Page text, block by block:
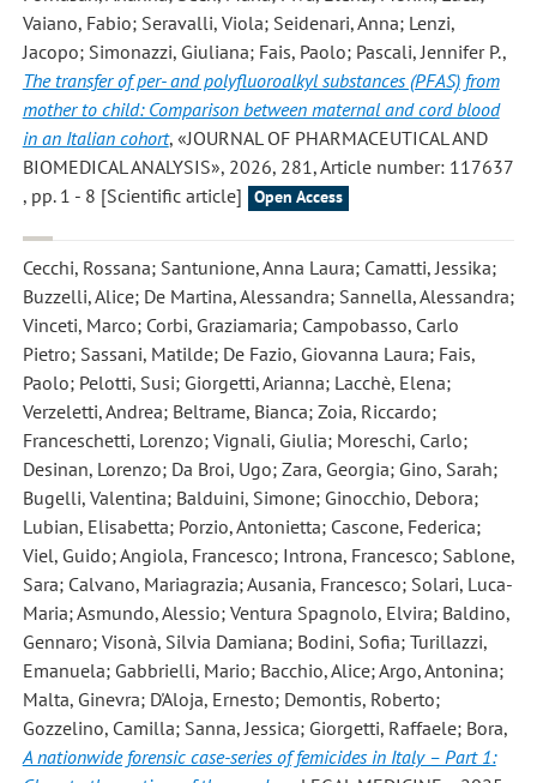
Vaiano, Fabio; Seravalli, Viola; Seidenari, Anna; Lenzi,
Jacopo; Simonazzi, Giuliana; Fais, Paolo; Pascali, Jennifer P.,
The transfer of per- and polyfluoroalkyl substances (PFAS) from
mother to child: Comparison between maternal and cord blood
in an Italian cohort, «JOURNAL OF PHARMACEUTICAL AND
BIOMEDICAL ANALYSIS», 2026, 281, Article number: 117637
, pp. 1 - 8 [Scientific article]
Open Access
Cecchi, Rossana; Santunione, Anna Laura; Camatti, Jessika;
Buzzelli, Alice; De Martina, Alessandra; Sannella, Alessandra;
Vinceti, Marco; Corbi, Graziamaria; Campobasso, Carlo
Pietro; Sassani, Matilde; De Fazio, Giovanna Laura; Fais,
Paolo; Pelotti, Susi; Giorgetti, Arianna; Lacchè, Elena;
Verzeletti, Andrea; Beltrame, Bianca; Zoia, Riccardo;
Franceschetti, Lorenzo; Vignali, Giulia; Moreschi, Carlo;
Desinan, Lorenzo; Da Broi, Ugo; Zara, Georgia; Gino, Sarah;
Bugelli, Valentina; Balduini, Simone; Ginocchio, Debora;
Lubian, Elisabetta; Porzio, Antonietta; Cascone, Federica;
Viel, Guido; Angiola, Francesco; Introna, Francesco; Sablone,
Sara; Calvano, Mariagrazia; Ausania, Francesco; Solari, Luca-
Maria; Asmundo, Alessio; Ventura Spagnolo, Elvira; Baldino,
Gennaro; Visonà, Silvia Damiana; Bodini, Sofia; Turillazzi,
Emanuela; Gabbrielli, Mario; Bacchio, Alice; Argo, Antonina;
Malta, Ginevra; D'Aloja, Ernesto; Demontis, Roberto;
Gozzelino, Camilla; Sanna, Jessica; Giorgetti, Raffaele; Bora,
A nationwide forensic case-series of femicides in Italy – Part 1: